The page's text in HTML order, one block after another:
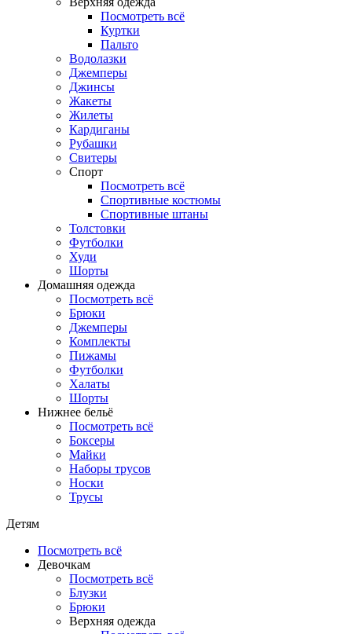
Посмотреть всё
Куртки
Пальто
Водолазки
Джемперы
Джинсы
Жакеты
Жилеты
Кардиганы
Рубашки
Свитеры
Спорт
Посмотреть всё
Спортивные костюмы
Спортивные штаны
Толстовки
Футболки
Худи
Шорты
Домашняя одежда
Посмотреть всё
Брюки
Джемперы
Комплекты
Пижамы
Футболки
Халаты
Шорты
Нижнее бельё
Посмотреть всё
Боксеры
Майки
Наборы трусов
Носки
Трусы
Детям
Посмотреть всё
Девочкам
Посмотреть всё
Блузки
Брюки
Верхняя одежда